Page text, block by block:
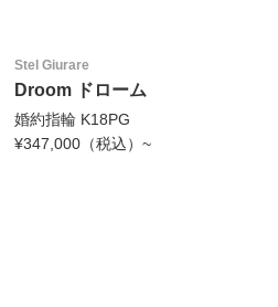
Stel Giurare
Droom ドローム
婚約指輪 K18PG
¥347,000（税込）~